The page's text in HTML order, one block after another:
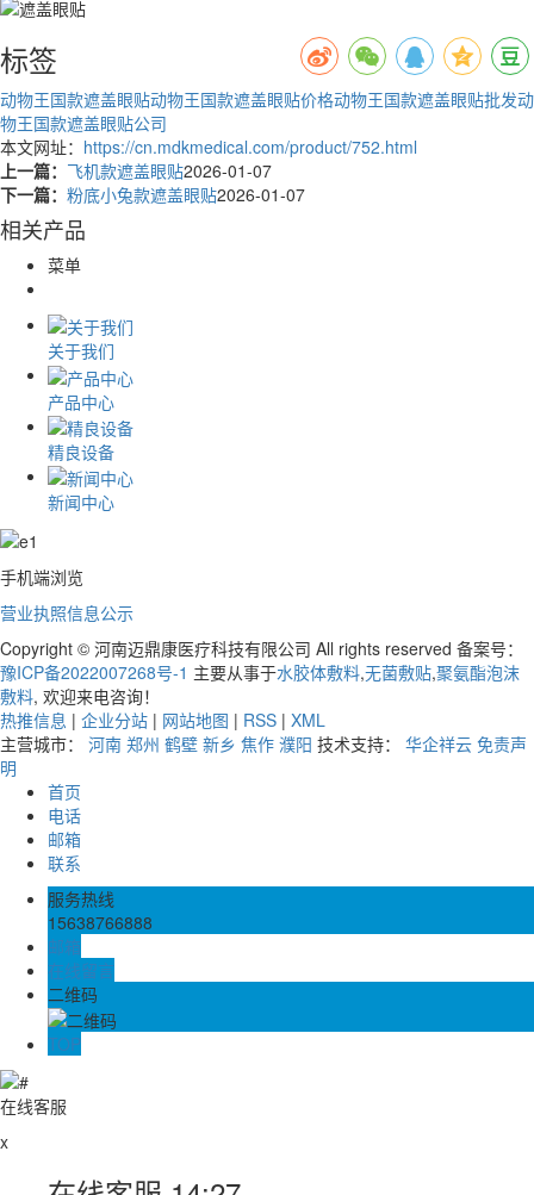
标签
动物王国款遮盖眼贴动物王国款遮盖眼贴价格动物王国款遮盖眼贴批发动
物王国款遮盖眼贴公司
本文网址： https://cn.mdkmedical.com/product/752.html
上一篇： 飞机款遮盖眼贴2026-01-07
下一篇： 粉底小兔款遮盖眼贴2026-01-07
相关产品
菜单
关于我们
产品中心
精良设备
新闻中心
手机端浏览
营业执照信息公示
Copyright © 河南迈鼎康医疗科技有限公司 All rights reserved 备案号：
豫ICP备2022007268号-1 主要从事于水胶体敷料,无菌敷贴,聚氨酯泡沫
敷料, 欢迎来电咨询！
热推信息 | 企业分站 | 网站地图 | RSS | XML
主营城市： 河南 郑州 鹤壁 新乡 焦作 濮阳 技术支持： 华企祥云 免责声
明
首页
电话
邮箱
联系
服务热线
15638766888
邮箱
在线留言
二维码
TOP
在线客服
x